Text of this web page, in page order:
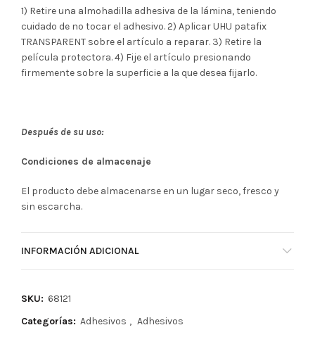
1) Retire una almohadilla adhesiva de la lámina, teniendo
cuidado de no tocar el adhesivo. 2) Aplicar UHU patafix
TRANSPARENT sobre el artículo a reparar. 3) Retire la
película protectora. 4) Fije el artículo presionando
firmemente sobre la superficie a la que desea fijarlo.
Después de su uso:
Condiciones de almacenaje
El producto debe almacenarse en un lugar seco, fresco y
sin escarcha.
INFORMACIÓN ADICIONAL
SKU: 68121
Categorías: Adhesivos , Adhesivos